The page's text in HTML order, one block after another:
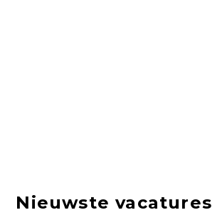
Nieuwste vacatures